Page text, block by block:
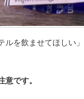
ルを飲ませてほしい
です。